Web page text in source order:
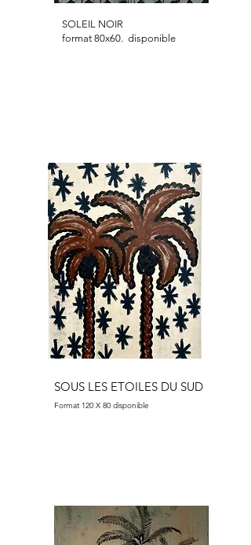
SOLEIL NOIR
format 80x60. disponible
SOUS LES ETOILES DU SUD
Format 120 X 80 disponible